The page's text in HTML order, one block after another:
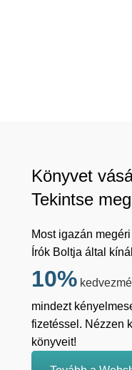
Könyvet
Tekintse
Most igazán
Írók Boltja által
10%
mindezt
fizetéssel. Nézzen
könyveit!